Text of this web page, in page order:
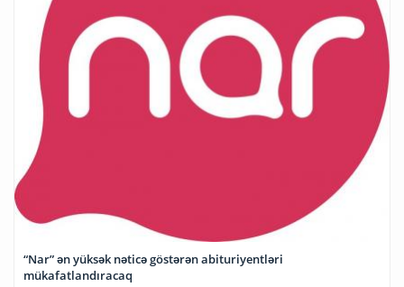
“Nar” ən yüksək nəticə göstərən abituriyentləri
mükafatlandıracaq